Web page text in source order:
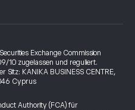
Exchange Commission
10 zugelassen und reguliert.
Sitz: KANIKA BUSINESS CENTRE,
Cyprus
Authority (FCA) für